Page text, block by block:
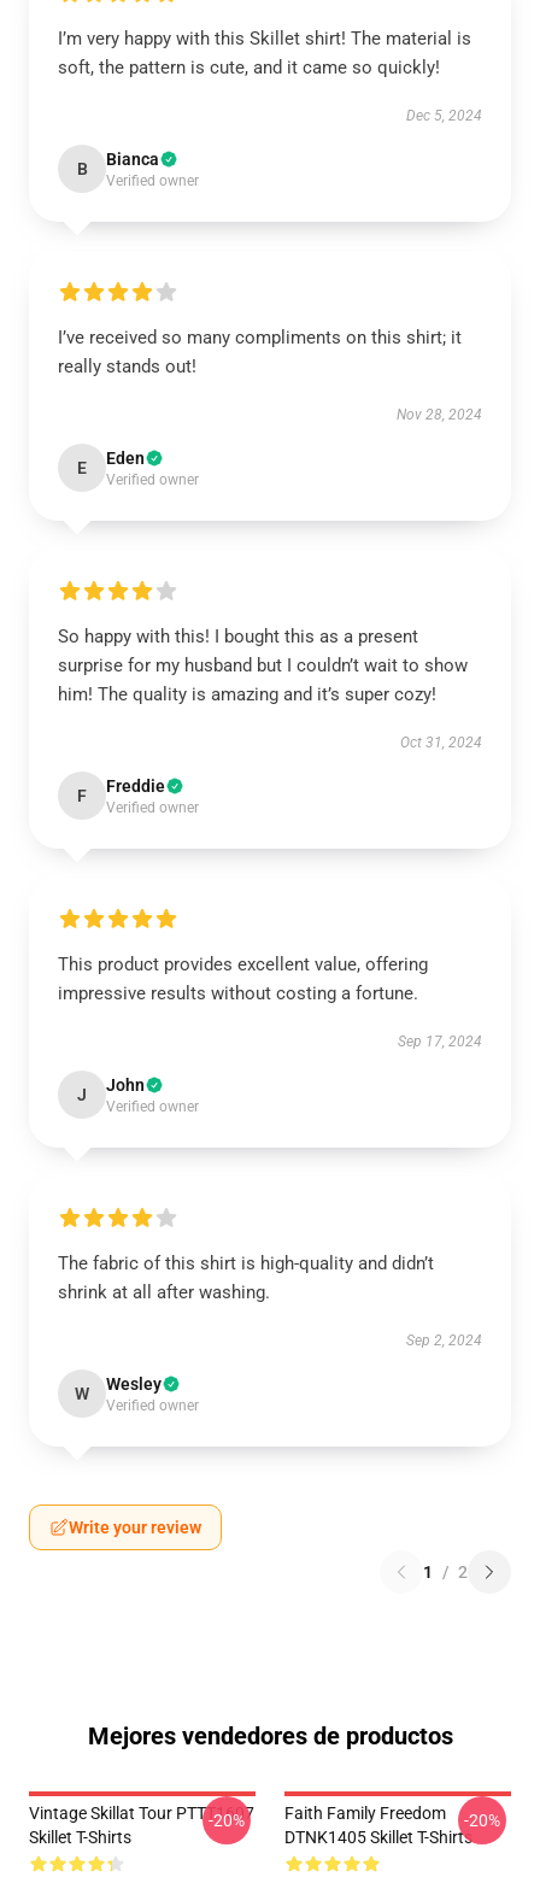
I’m very happy with this Skillet shirt! The material is
soft, the pattern is cute, and it came so quickly!
Dec 5, 2024
B Bianca
Verified owner
I’ve received so many compliments on this shirt; it
really stands out!
Nov 28, 2024
E Eden
Verified owner
So happy with this! I bought this as a present
surprise for my husband but I couldn’t wait to show
him! The quality is amazing and it’s super cozy!
Oct 31, 2024
F Freddie
Verified owner
This product provides excellent value, offering
impressive results without costing a fortune.
Sep 17, 2024
J John
Verified owner
The fabric of this shirt is high-quality and didn’t
shrink at all after washing.
Sep 2, 2024
W Wesley
Verified owner
Write your review
1 / 2
Mejores vendedores de productos
Vintage Skillat Tour PTTT1607
Skillet T-Shirts
-20%
Faith Family Freedom
DTNK1405 Skillet T-Shirts
-20%